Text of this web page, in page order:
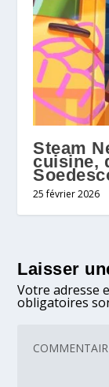
Steam
cuisine,
25 février 2026
Laisser
Votre adresse
obligatoires